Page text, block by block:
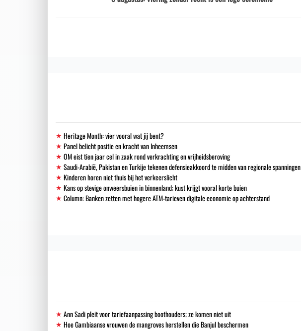
Heritage Month: vier vooral wat jij bent?
Panel belicht positie en kracht van Inheemsen
OM eist tien jaar cel in zaak rond verkrachting en vrijheidsberoving
Saudi-Arabië, Pakistan en Turkije tekenen defensieakkoord te midden van regionale spanningen
Kinderen horen niet thuis bij het verkeerslicht
Kans op stevige onweersbuien in binnenland; kust krijgt vooral korte buien
Column: Banken zetten met hogere ATM-tarieven digitale economie op achterstand
Ann Sadi pleit voor tariefaanpassing boothouders; ze komen niet uit
Hoe Gambiaanse vrouwen de mangroves herstellen die Banjul beschermen